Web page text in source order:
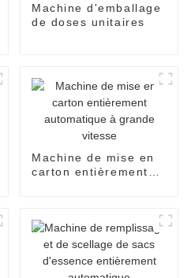
Machine d'emballage
de doses unitaires
Machine de mise en
carton entièrement